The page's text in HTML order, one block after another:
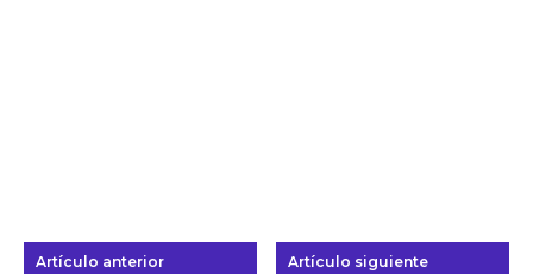
Artículo anterior Artículo siguiente